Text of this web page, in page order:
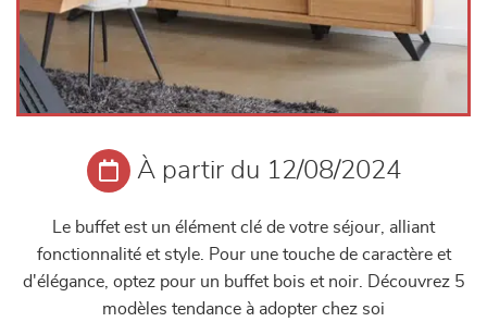
À partir du 12/08/2024
Le buffet est un élément clé de votre séjour, alliant
fonctionnalité et style. Pour une touche de caractère et
d'élégance, optez pour un buffet bois et noir. Découvrez 5
modèles tendance à adopter chez soi